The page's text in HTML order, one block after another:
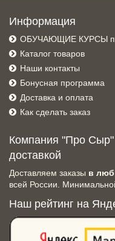
Информация
ОБУЧАЮЩИЕ КУРСЫ по
Каталог товаров
Наши контакты
Бонусная программа
Доставка и оплата
Как сделать заказ
Компания "Про
доставкой
Доставляем заказы в
всей России.
Наш рейтинг на